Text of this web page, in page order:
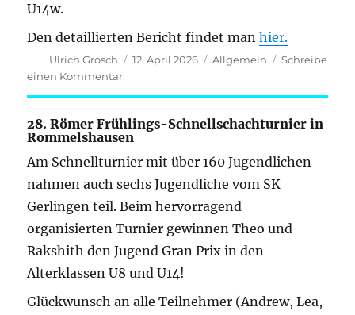
U14w.
Den detaillierten Bericht findet manhier.
Autor
Ulrich Grosch
Veröffentlicht
12. April 2026 Kategorien
Allgemein
Schreibe
einen Kommentarzu
WJEM
–
U18
vom
7.-11.4.26
in
Lindau
28. Römer Frühlings-Schnellschachturnier in
Rommelshausen
Am Schnellturnier mit über 160 Jugendlichen
nahmen auch sechs Jugendliche vom SK
Gerlingen teil. Beim hervorragend
organisierten Turnier gewinnen Theo und
Rakshith den Jugend Gran Prix in den
Alterklassen U8 und U14!
Glückwunsch an alle Teilnehmer (Andrew, Lea,